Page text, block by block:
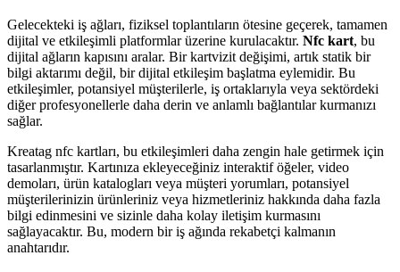
Gelecekteki iş ağları, fiziksel toplantıların ötesine geçerek, tamamen
dijital ve etkileşimli platformlar üzerine kurulacaktır. Nfc kart, bu
dijital ağların kapısını aralar. Bir kartvizit değişimi, artık statik bir
bilgi aktarımı değil, bir dijital etkileşim başlatma eylemidir. Bu
etkileşimler, potansiyel müşterilerle, iş ortaklarıyla veya sektördeki
diğer profesyonellerle daha derin ve anlamlı bağlantılar kurmanızı
sağlar.
Kreatag nfc kartları, bu etkileşimleri daha zengin hale getirmek için
tasarlanmıştır. Kartınıza ekleyeceğiniz interaktif öğeler, video
demoları, ürün katalogları veya müşteri yorumları, potansiyel
müşterilerinizin ürünleriniz veya hizmetleriniz hakkında daha fazla
bilgi edinmesini ve sizinle daha kolay iletişim kurmasını
sağlayacaktır. Bu, modern bir iş ağında rekabetçi kalmanın
anahtarıdır.